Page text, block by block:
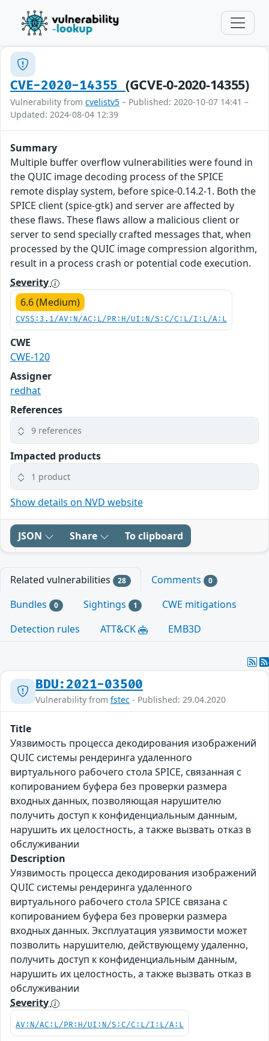
CVE-2020-14355 (GCVE-0-2020-14355)
Vulnerability from cvelistv5 – Published: 2020-10-07 14:41 –
Updated: 2024-08-04 12:39
Summary
Multiple buffer overflow vulnerabilities were found in
the QUIC image decoding process of the SPICE
remote display system, before spice-0.14.2-1. Both the
SPICE client (spice-gtk) and server are affected by
these flaws. These flaws allow a malicious client or
server to send specially crafted messages that, when
processed by the QUIC image compression algorithm,
result in a process crash or potential code execution.
Severity
6.6 (Medium)
CVSS:3.1/AV:N/AC:L/PR:H/UI:N/S:C/C:L/I:L/A:L
CWE
CWE-120
Assigner
redhat
References
9 references
Impacted products
1 product
Show details on NVD website
JSON Share To clipboard
Related vulnerabilities 28 Comments 0
Bundles 0 Sightings 1
CWE mitigations
Detection rules
ATT&CK EMB3D
BDU:2021-03500
Vulnerability from fstec - Published: 29.04.2020
Title
Уязвимость процесса декодирования изображений
QUIC системы рендеринга удаленного
виртуального рабочего стола SPICE, связанная с
копированием буфера без проверки размера
входных данных, позволяющая нарушителю
получить доступ к конфиденциальным данным,
нарушить их целостность, а также вызвать отказ в
обслуживании
Description
Уязвимость процесса декодирования изображений
QUIC системы рендеринга удаленного
виртуального рабочего стола SPICE связана с
копированием буфера без проверки размера
входных данных. Эксплуатация уязвимости может
позволить нарушителю, действующему удаленно,
получить доступ к конфиденциальным данным,
нарушить их целостность, а также вызвать отказ в
обслуживании
Severity
AV:N/AC:L/PR:H/UI:N/S:C/C:L/I:L/A:L